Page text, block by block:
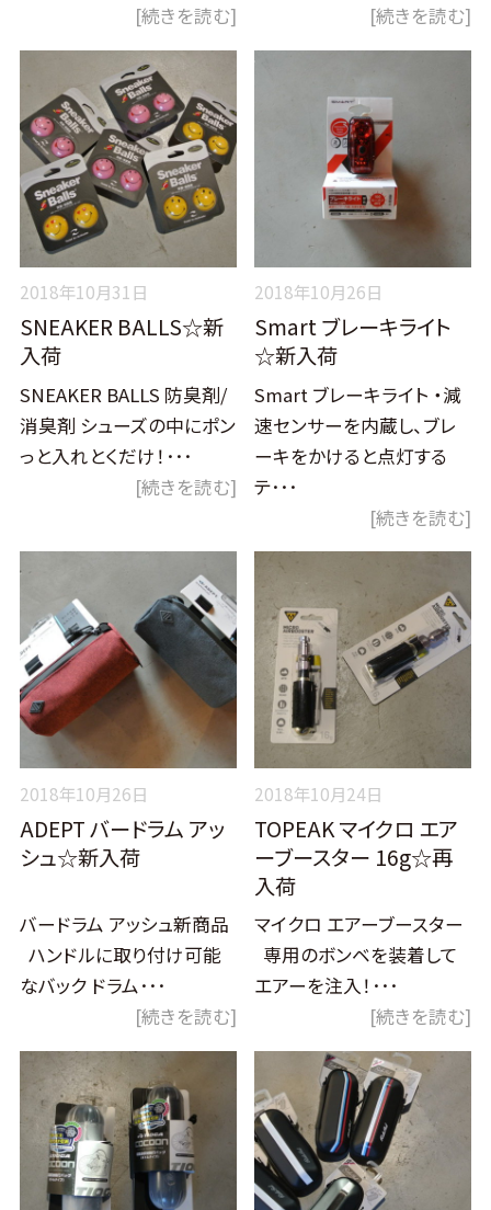
[続きを読む]
[続きを読む]
2018年10月31日
SNEAKER BALLS☆新
入荷
SNEAKER BALLS 防臭剤/
消臭剤 シューズの中にポン
っと入れとくだけ！･･･
[続きを読む]
2018年10月26日
Smart ブレーキライト
☆新入荷
Smart ブレーキライト ・減
速センサーを内蔵し、ブレ
ーキをかけると点灯する
テ･･･
[続きを読む]
2018年10月26日
ADEPT バードラム アッ
シュ☆新入荷
バードラム アッシュ新商品
ハンドルに取り付け可能
なバック ドラム･･･
[続きを読む]
2018年10月24日
TOPEAK マイクロ エア
ーブースター 16g☆再
入荷
マイクロ エアーブースター
専用のボンベを装着して
エアーを注入！･･･
[続きを読む]